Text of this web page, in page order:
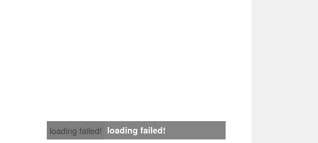
loading failed! loading failed!